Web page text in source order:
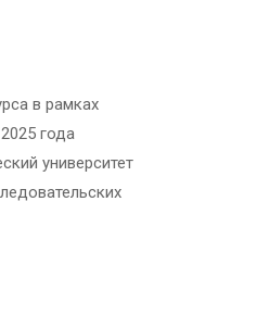
в рамках
года
университет